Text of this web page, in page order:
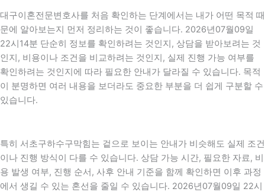
대구이혼전문변호사를 처음 확인하는 단계에서는 내가 어떤 목적 때
문에 알아보는지 먼저 정리하는 것이 좋습니다. 2026년07월09일
22시14분 단순히 정보를 확인하려는 것인지, 상담을 받아보려는 것
인지, 비용이나 조건을 비교하려는 것인지, 실제 진행 가능 여부를
확인하려는 것인지에 따라 필요한 안내가 달라질 수 있습니다. 목적
이 분명하면 여러 내용을 보더라도 중요한 부분을 더 쉽게 구분할 수
있습니다.
특히 서초구하수구막힘는 겉으로 보이는 안내가 비슷해도 실제 조건
이나 진행 방식이 다를 수 있습니다. 상담 가능 시간, 필요한 자료, 비
용 발생 여부, 진행 순서, 사후 안내 기준을 함께 확인하면 이후 과정
에서 생길 수 있는 혼선을 줄일 수 있습니다. 2026년07월09일 22시